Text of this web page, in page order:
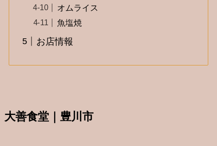
オムライス
魚塩焼
お店情報
大善食堂｜豊川市